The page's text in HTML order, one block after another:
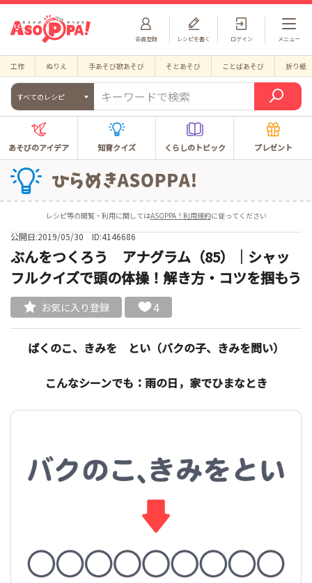
会員登録 ログイン
レシピを書く メニュー
工作 ぬりえ 手あそび歌あそび そとあそび ことばあそび 折り紙
すべてのレシピ
あそびのアイデア 知育クイズ くらしのトピック プレゼント
レシピ等の閲覧・利用に関してはASOPPA！利用規約に従ってください
公開日:2019/05/30 ID:4146686
ぶんをつくろう アナグラム（85）｜シャッ
フルクイズで頭の体操！解き方・コツを掴もう
お気に入り登録 4
ばくのこ、きみを とい（バクの子、きみを問い）
こんなシーンでも：雨の日，家でひまなとき